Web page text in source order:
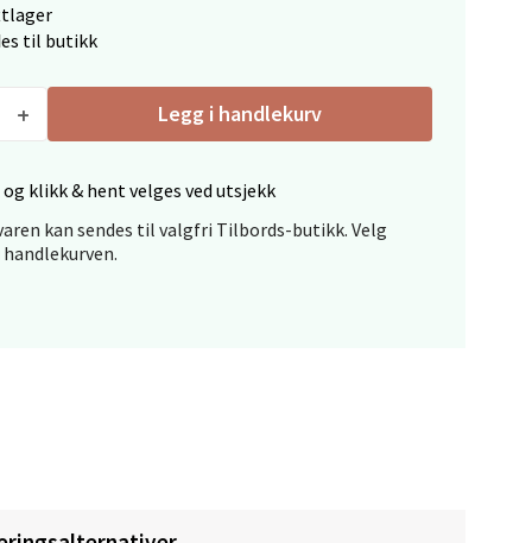
til butikk
Legg i handlekurv
klikk & hent velges ved utsjekk
kan sendes til valgfri Tilbords-butikk. Velg